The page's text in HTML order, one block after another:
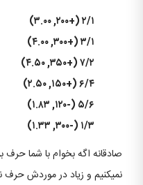
۲/۱ (+۲۰۰, ۳.۰۰)
۳/۱ (+۳۰۰, ۴.۰۰)
۷/۲ (+۳۵۰, ۴.۵۰)
۶/۴ (+۱۵۰, ۲.۵۰)
۵/۶ (-۱۲۰, ۱.۸۳)
۱/۳ (-۳۰۰, ۱.۳۳)
صادقانه اگه بخوام با شما حرف
نمیکنیم و زیاد در موردش